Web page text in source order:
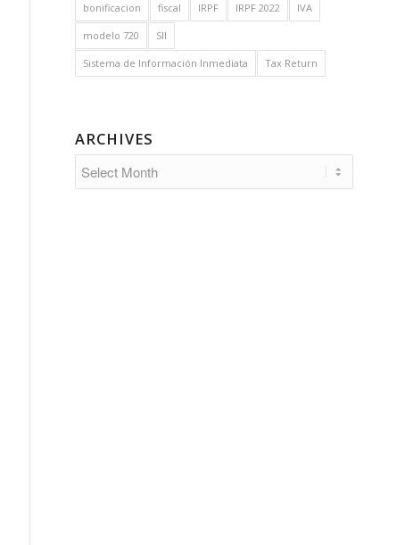
bonificacion fiscal IRPF IRPF 2022 IVA
modelo 720 SII
Sistema de Información Inmediata Tax Return
ARCHIVES